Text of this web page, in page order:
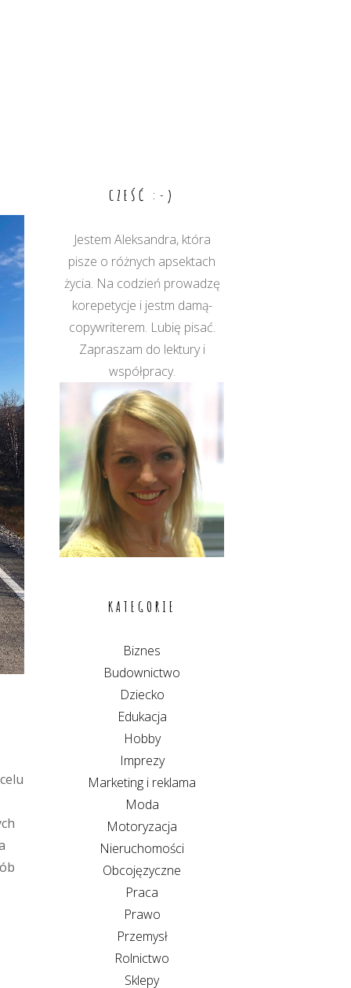
CZEŚĆ :-)
Jestem Aleksandra, która
pisze o różnych apsektach
życia. Na codzień prowadzę
korepetycje i jestm damą-
copywriterem. Lubię pisać.
Zapraszam do lektury i
współpracy.
KATEGORIE
Biznes
Budownictwo
Dziecko
Edukacja
Hobby
Imprezy
Marketing i reklama
Moda
Motoryzacja
Nieruchomości
Obcojęzyczne
Praca
Prawo
Przemysł
Rolnictwo
Sklepy